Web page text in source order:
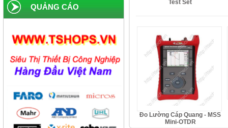
Công ty xi măng Hải Phòng
Công ty dược phẩm Becamex
Công ty bao bì Visy
Công ty gạch Thái Bình
Công ty thực phẩm Acecook
QUẢNG CÁO
Test Set
Đo Lường Cáp Quang - MSS
Mini-OTDR